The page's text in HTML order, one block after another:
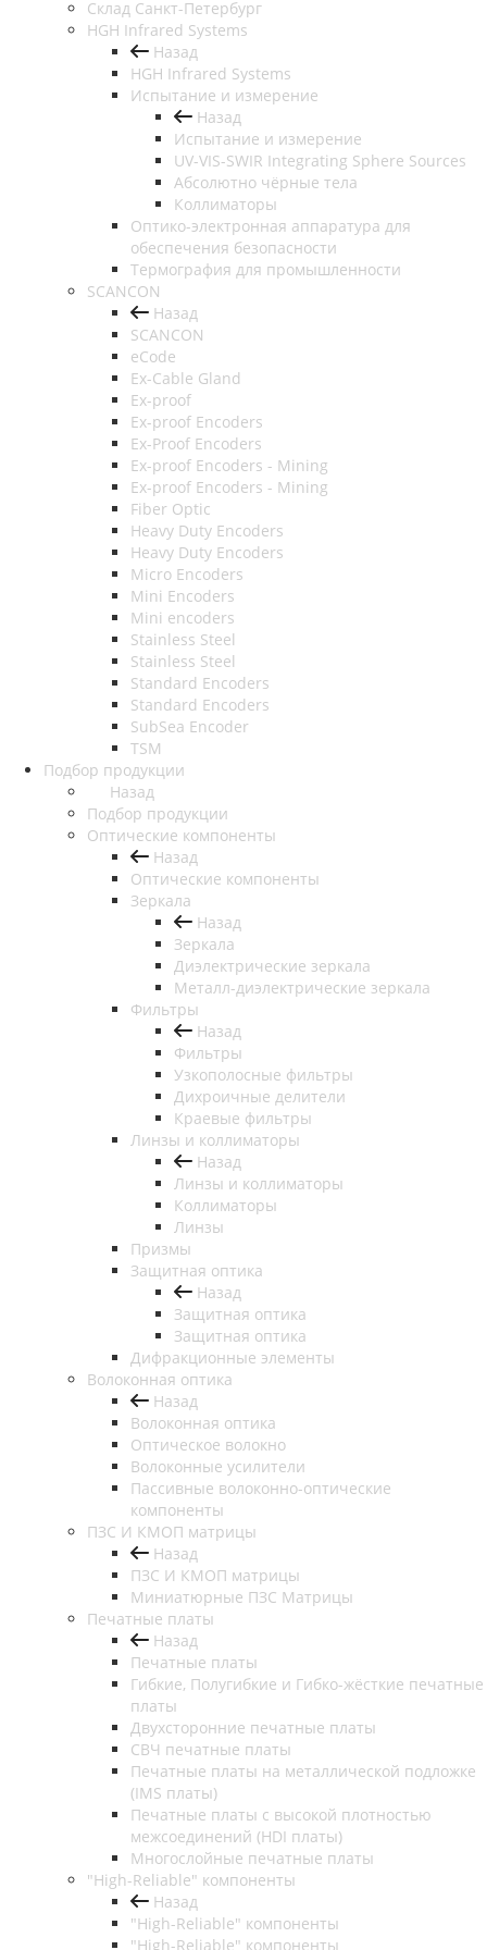
Cклад Санкт-Петербург
HGH Infrared Systems
Назад
HGH Infrared Systems
Испытание и измерение
Назад
Испытание и измерение
UV-VIS-SWIR Integrating Sphere Sources
Абсолютно чёрные тела
Коллиматоры
Оптико-электронная аппаратура для
обеспечения безопасности
Термография для промышленности
SCANCON
Назад
SCANCON
eCode
Ex-Cable Gland
Ex-proof
Ex-proof Encoders
Ex-Proof Encoders
Ex-proof Encoders - Mining
Ex-proof Encoders - Mining
Fiber Optic
Heavy Duty Encoders
Heavy Duty Encoders
Micro Encoders
Mini Encoders
Mini encoders
Stainless Steel
Stainless Steel
Standard Encoders
Standard Encoders
SubSea Encoder
TSM
Подбор продукции
Назад
Подбор продукции
Оптические компоненты
Назад
Оптические компоненты
Зеркала
Назад
Зеркала
Диэлектрические зеркала
Металл-диэлектрические зеркала
Фильтры
Назад
Фильтры
Узкополосные фильтры
Дихроичные делители
Краевые фильтры
Линзы и коллиматоры
Назад
Линзы и коллиматоры
Коллиматоры
Линзы
Призмы
Защитная оптика
Назад
Защитная оптика
Защитная оптика
Дифракционные элементы
Волоконная оптика
Назад
Волоконная оптика
Оптическое волокно
Волоконные усилители
Пассивные волоконно-оптические
компоненты
ПЗС И КМОП матрицы
Назад
ПЗС И КМОП матрицы
Миниатюрные ПЗС Матрицы
Печатные платы
Назад
Печатные платы
Гибкие, Полугибкие и Гибко-жёсткие печатные
платы
Двухсторонние печатные платы
СВЧ печатные платы
Печатные платы на металлической подложке
(IMS платы)
Печатные платы с высокой плотностью
межсоединений (HDI платы)
Многослойные печатные платы
"High-Reliable" компоненты
Назад
"High-Reliable" компоненты
"High-Reliable" компоненты